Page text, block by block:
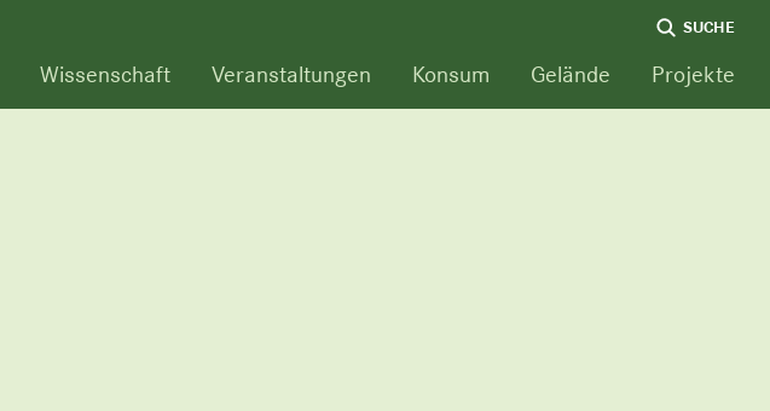
Wissenschaft Veranstaltungen Konsum Gelände Projekte
SUCHE